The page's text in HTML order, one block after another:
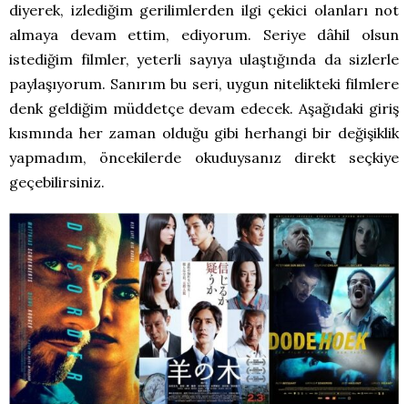
diyerek, izlediğim gerilimlerden ilgi çekici olanları not
almaya devam ettim, ediyorum. Seriye dâhil olsun
istediğim filmler, yeterli sayıya ulaştığında da sizlerle
paylaşıyorum. Sanırım bu seri, uygun nitelikteki filmlere
denk geldiğim müddetçe devam edecek. Aşağıdaki giriş
kısmında her zaman olduğu gibi herhangi bir değişiklik
yapmadım, öncekilerde okuduysanız direkt seçkiye
geçebilirsiniz.